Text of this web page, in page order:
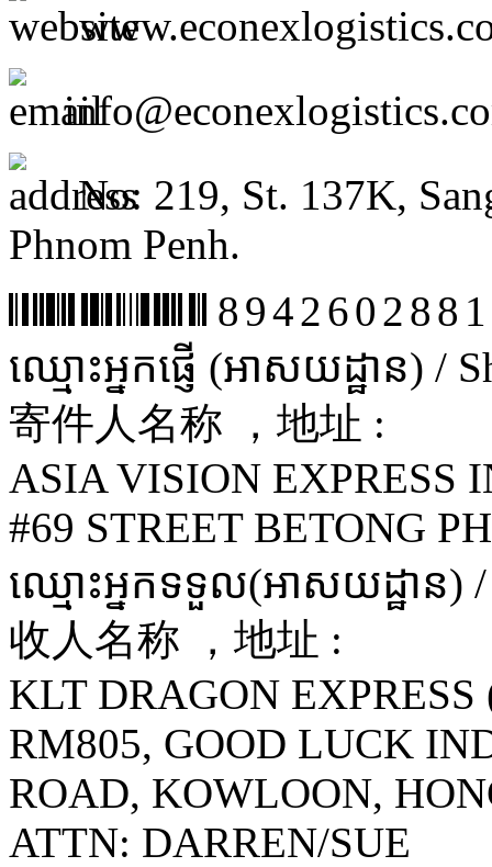
No: 219, St. 137K,
Phnom Penh.
8942602881
ឈ្មោះអ្នកផ្ញើ (អាសយដ្ឋាន) /
寄件人名称 ，地址 :
ASIA VISION EXPRESS
#69 STREET BETONG
ឈ្មោះអ្នកទទួល(អាសយដ្ឋាន) /
收人名称 ，地址 :
KLT DRAGON EXPRESS
RM805, GOOD LUCK
ROAD, KOWLOON,
ATTN: DARREN/SUE